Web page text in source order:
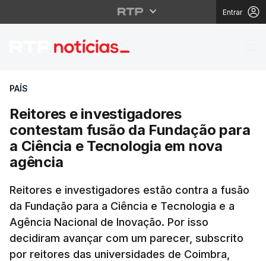
Entrar
Reitores e
PAÍS
Reitores e investigadores
contestam fusão da Fundação para
a Ciência e Tecnologia em nova
agência
Reitores e investigadores estão contra a fusão
da Fundação para a Ciência e Tecnologia e a
Agência Nacional de Inovação. Por isso
decidiram avançar com um parecer, subscrito
por reitores das universidades de Coimbra,